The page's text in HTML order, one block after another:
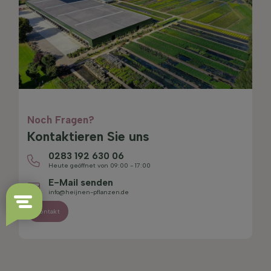
Noch Fragen?
Kontaktieren Sie uns
0283 192 630 06
Heute geöffnet von 09:00 - 17:00
E-Mail senden
info@heijnen-pflanzen.de
Kontakt